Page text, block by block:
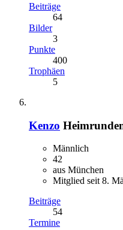
Beiträge
64
Bilder
3
Punkte
400
Trophäen
5
Kenzo
Männlich
42
aus München
Mitglied seit 8.
Beiträge
54
Termine